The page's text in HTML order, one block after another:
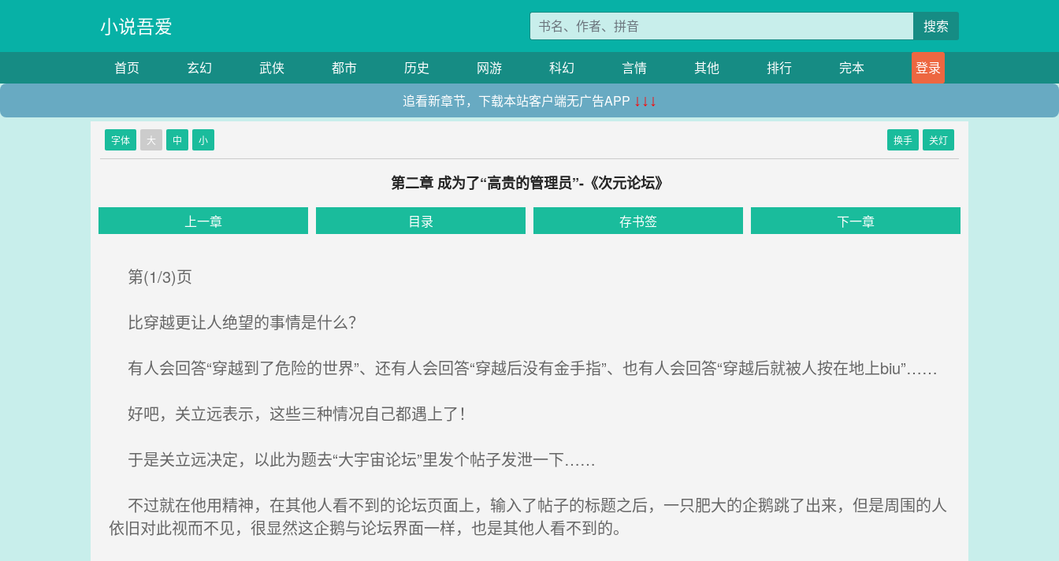
小说吾爱 搜索
首页 玄幻 武侠 都市 历史 网游 科幻 言情 其他 排行 完本
登录
追看新章节，下载本站客户端无广告APP ↓↓↓
字体 大 中 小 换手 关灯
第二章 成为了“高贵的管理员”-《次元论坛》
上一章 目录 存书签 下一章
第(1/3)页
比穿越更让人绝望的事情是什么？
有人会回答“穿越到了危险的世界”、还有人会回答“穿越后没有金手指”、也有人会回答“穿越后就被人按在地上biu”……
好吧，关立远表示，这些三种情况自己都遇上了！
于是关立远决定，以此为题去“大宇宙论坛”里发个帖子发泄一下……
不过就在他用精神，在其他人看不到的论坛页面上，输入了帖子的标题之后，一只肥大的企鹅跳了出来，但是周围的人
依旧对此视而不见，很显然这企鹅与论坛界面一样，也是其他人看不到的。